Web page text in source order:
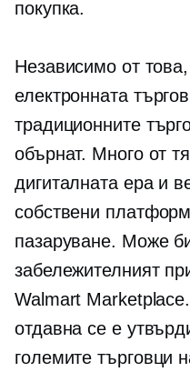
покупка.
Независимо от
електронната
традиционните
обърнат. Много от
дигиталната ера и
собствени
пазаруване. Може
забележителният
Walmart
отдавна се е
големите търговци